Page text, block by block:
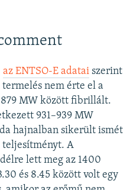
az ENTSO-E adatai szerint
termelés nem érte el a
MW között fibrillált.
931–939 MW
hajnalban sikerült ismét
teljesítményt. A
lett meg az 1400
és 8.45 között volt egy